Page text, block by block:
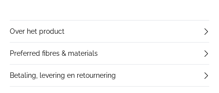
Over het product
Preferred fibres & materials
Betaling, levering en retournering